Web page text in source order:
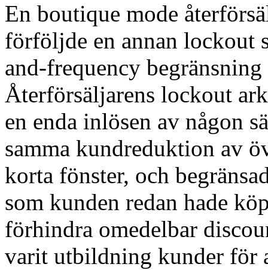
En boutique mode
förföljde en annan lockout
and-frequency
Återförsäljarens lockout
en enda inlösen av någon
samma kundreduktion av
korta fönster, och
som kunden redan hade
förhindra omedelbar
varit utbildning kunder för